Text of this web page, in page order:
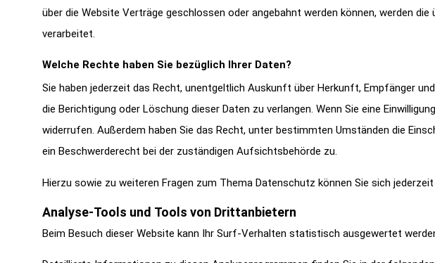
über die Website Verträge geschlossen oder angebahnt werden können, werden
verarbeitet.
Welche Rechte haben Sie bezüglich Ihrer Daten?
Sie haben jederzeit das Recht, unentgeltlich Auskunft über Herkunft, Empfänger
die Berichtigung oder Löschung dieser Daten zu verlangen. Wenn Sie eine
widerrufen. Außerdem haben Sie das Recht, unter bestimmten Umständen die
ein Beschwerderecht bei der zuständigen Aufsichtsbehörde zu.
Hierzu sowie zu weiteren Fragen zum Thema Datenschutz können Sie sich jederzeit
Analyse-Tools und Tools von Dritt­anbietern
Beim Besuch dieser Website kann Ihr Surf-Verhalten statistisch ausgewertet